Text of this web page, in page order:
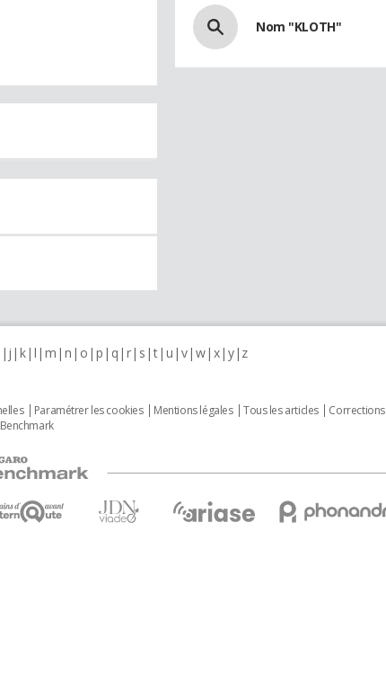
Nom "KLOTH"
j k l m n o p q r s t u v w x y z
Paramétrer les cookies Mentions légales Tous les articles
Corrections